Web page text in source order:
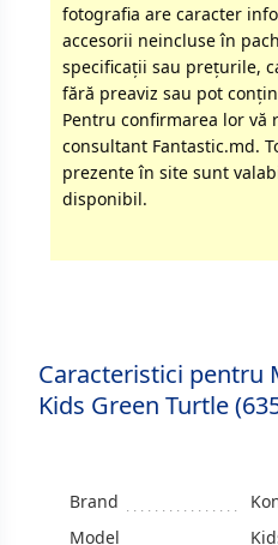
fotografia are caracter
accesorii neincluse în
specificaţii sau preţurile,
fără preaviz sau pot
Pentru confirmarea lor vă
consultant Fantastic.md.
prezente în site sunt
disponibil.
Caracteristici pentru
Kids Green Turtle
Brand
Model